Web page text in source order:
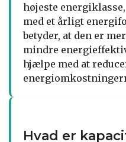
højeste
med et årligt
betyder, at den er
mindre
hjælpe med at
Hvad er